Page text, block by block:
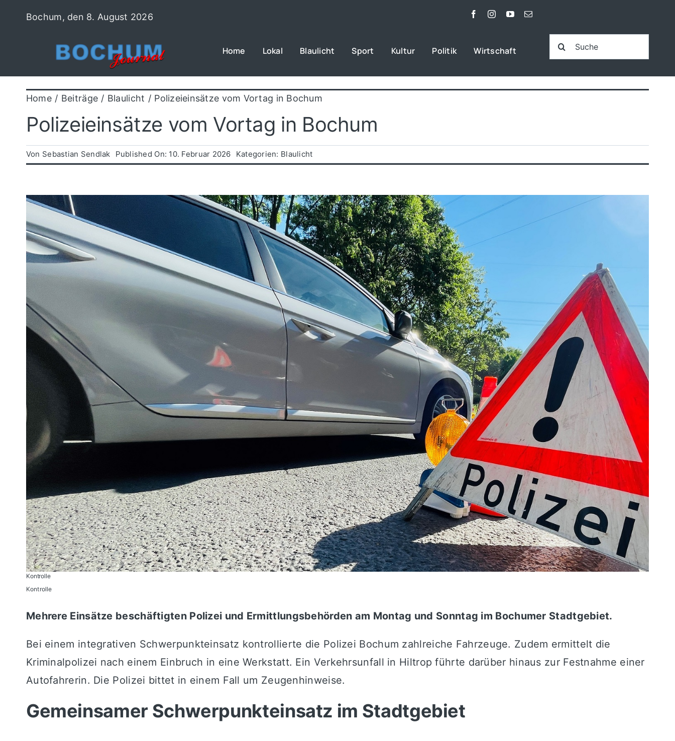
Bochum, den 8. August 2026
Home Lokal Blaulicht Sport Kultur Politik Wirtschaft
Suche
nach:
Home Beiträge Blaulicht Polizeieinsätze vom Vortag in Bochum
Polizeieinsätze vom Vortag in Bochum
Von Sebastian Sendlak Published On: 10. Februar 2026 Kategorien: Blaulicht
Kontrolle
Kontrolle
Mehrere Einsätze beschäftigten Polizei und Ermittlungsbehörden am Montag und Sonntag im Bochumer Stadtgebiet.
Bei einem integrativen Schwerpunkteinsatz kontrollierte die Polizei Bochum zahlreiche Fahrzeuge. Zudem ermittelt die
Kriminalpolizei nach einem Einbruch in eine Werkstatt. Ein Verkehrsunfall in Hiltrop führte darüber hinaus zur Festnahme einer
Autofahrerin. Die Polizei bittet in einem Fall um Zeugenhinweise.
Gemeinsamer Schwerpunkteinsatz im Stadtgebiet